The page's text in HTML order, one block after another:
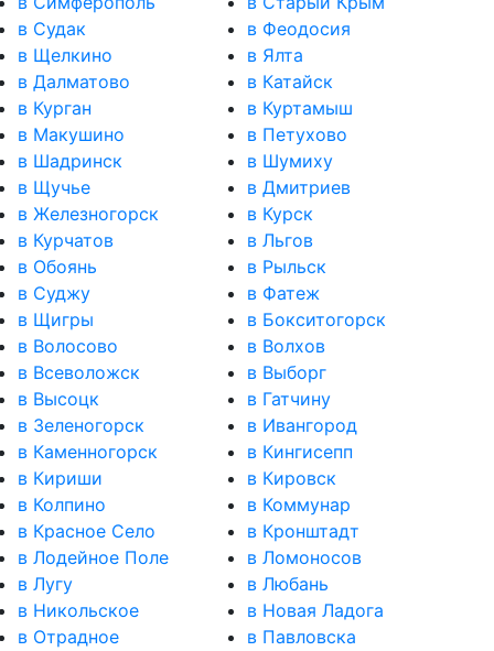
в Судак
в Феодосия
в Щелкино
в Ялта
в Далматово
в Катайск
в Курган
в Куртамыш
в Макушино
в Петухово
в Шадринск
в Шумиху
в Щучье
в Дмитриев
в Железногорск
в Курск
в Курчатов
в Льгов
в Обоянь
в Рыльск
в Суджу
в Фатеж
в Щигры
в Бокситогорск
в Волосово
в Волхов
в Всеволожск
в Выборг
в Высоцк
в Гатчину
в Зеленогорск
в Ивангород
в Каменногорск
в Кингисепп
в Кириши
в Кировск
в Колпино
в Коммунар
в Красное Село
в Кронштадт
в Лодейное Поле
в Ломоносов
в Лугу
в Любань
в Никольское
в Новая Ладога
в Отрадное
в Павловска